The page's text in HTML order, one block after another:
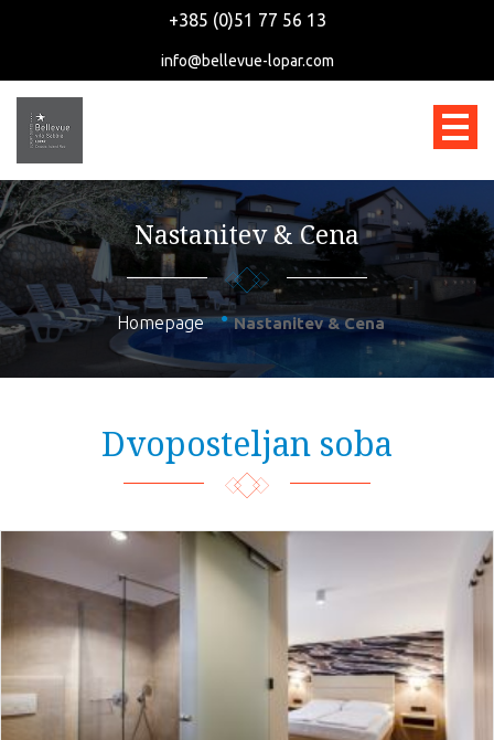
+385 (0)51 77 56 13
info@bellevue-lopar.com
Nemščina
Italijanski
Nastanitev & Cena
Homepage Nastanitev & Cena
Dvoposteljan soba